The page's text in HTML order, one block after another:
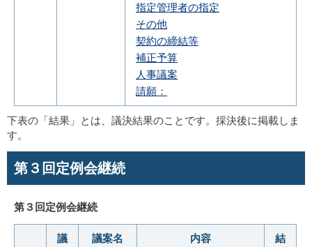
指定管理者の指定
その他
契約の締結等
補正予算
人事議案
請願：
下表の「結果」とは、議決結果のことです。採決後に掲載しま
す。
第３回定例会継続
第３回定例会継続
議
議案名 内容
結